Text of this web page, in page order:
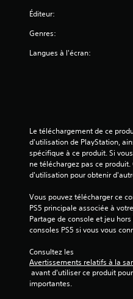
Éditeur:
Genres:
Langues à l'écran:
Le téléchargement de ce
d'utilisation de PlayStation,
spécifique à ce produit. Si
ne téléchargez pas ce
d'utilisation pour obtenir
Vous pouvez télécharger ce
PS5 principale associée à
Partage de console et jeu
consoles PS5 si vous vous
Consultez les
Avertissements relatifs à la
importantes.